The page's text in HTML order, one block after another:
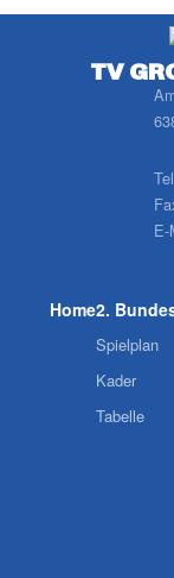
TV
E-
Home2.
Spielplan
Kader
Tabelle